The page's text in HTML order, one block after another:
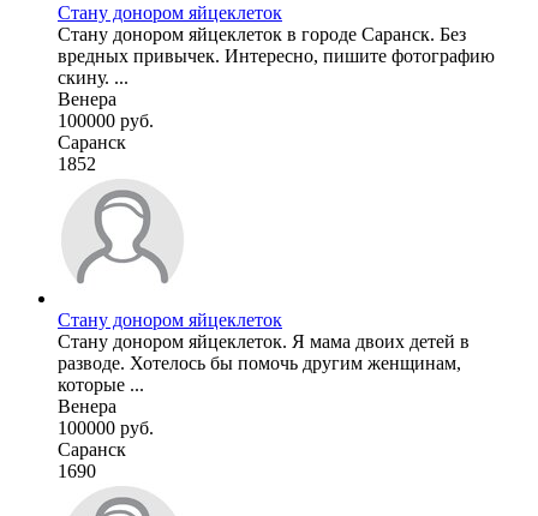
Стану донором яйцеклеток
Стану донором яйцеклеток в городе Саранск. Без
вредных привычек. Интересно, пишите фотографию
скину. ...
Венера
100000 руб.
Саранск
1852
Стану донором яйцеклеток
Стану донором яйцеклеток. Я мама двоих детей в
разводе. Хотелось бы помочь другим женщинам,
которые ...
Венера
100000 руб.
Саранск
1690